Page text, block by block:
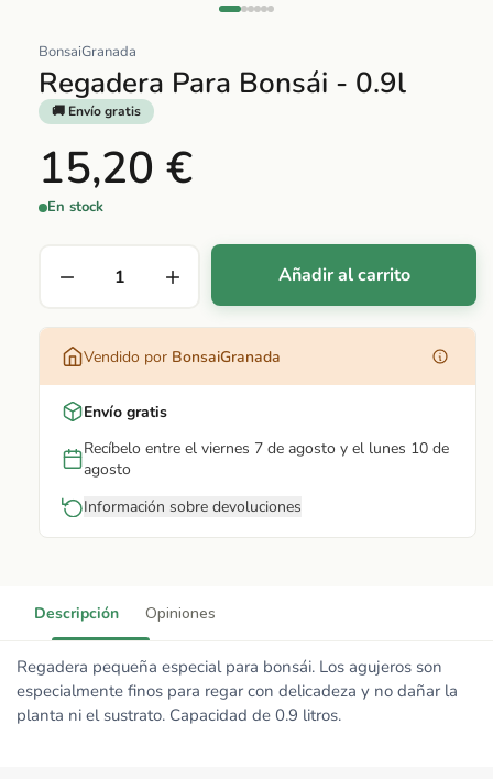
multimedia
1
en
una
modal
BonsaiGranada
Regadera Para Bonsái - 0.9l
🚚 Envío gratis
15,20 €
En stock
Añadir al carrito
Vendido por BonsaiGranada
Envío gratis
Recíbelo entre el viernes 7 de agosto y el lunes 10 de
agosto
Información sobre devoluciones
Descripción Opiniones
Regadera pequeña especial para bonsái. Los agujeros son
especialmente finos para regar con delicadeza y no dañar la
planta ni el sustrato. Capacidad de 0.9 litros.